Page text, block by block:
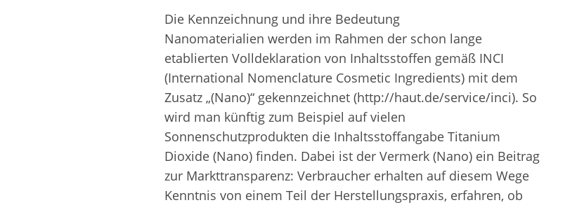
Die Kennzeichnung und ihre Bedeutung
Nanomaterialien werden im Rahmen der schon lange
etablierten Volldeklaration von Inhaltsstoffen gemäß INCI
(International Nomenclature Cosmetic Ingredients) mit dem
Zusatz „(Nano)“ gekennzeichnet (http://haut.de/service/inci). So
wird man künftig zum Beispiel auf vielen
Sonnenschutzprodukten die Inhaltsstoffangabe Titanium
Dioxide (Nano) finden. Dabei ist der Vermerk (Nano) ein Beitrag
zur Markttransparenz: Verbraucher erhalten auf diesem Wege
Kenntnis von einem Teil der Herstellungspraxis, erfahren, ob